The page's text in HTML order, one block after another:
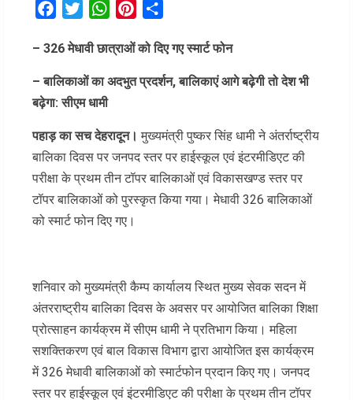
FacebookTwitterWhatsAppPinterest
– 326 मेधावी छात्राओं को दिए गए स्मार्ट फोन
– बालिकाओं का अदभुत प्रदर्शन, बालिकाएं आगे बढ़ेगी तो देश भी
बढ़ेगा: सीएम धामी
पहाड़ का सच देहरादून। मुख्यमंत्री पुष्कर सिंह धामी ने अंतर्राष्ट्रीय
बालिका दिवस पर जनपद स्तर पर हाईस्कूल एवं इंटरमीडिएट की
परीक्षा के प्रथम तीन टॉपर बालिकाओं एवं विकासखण्ड स्तर पर
टॉपर बालिकाओं को पुरस्कृत किया गया। मेधावी 326 बालिकाओं
को स्मार्ट फोन दिए गए।
शनिवार को मुख्यमंत्री कैम्प कार्यालय स्थित मुख्य सेवक सदन में
अंतरराष्ट्रीय बालिका दिवस के अवसर पर आयोजित बालिका शिक्षा
प्रोत्साहन कार्यक्रम में सीएम धामी ने प्रतिभाग किया। महिला
सशक्तिकरण एवं बाल विकास विभाग द्वारा आयोजित इस कार्यक्रम
में 326 मेधावी बालिकाओं को स्मार्टफोन प्रदान किए गए। जनपद
स्तर पर हाईस्कूल एवं इंटरमीडिएट की परीक्षा के प्रथम तीन टॉपर